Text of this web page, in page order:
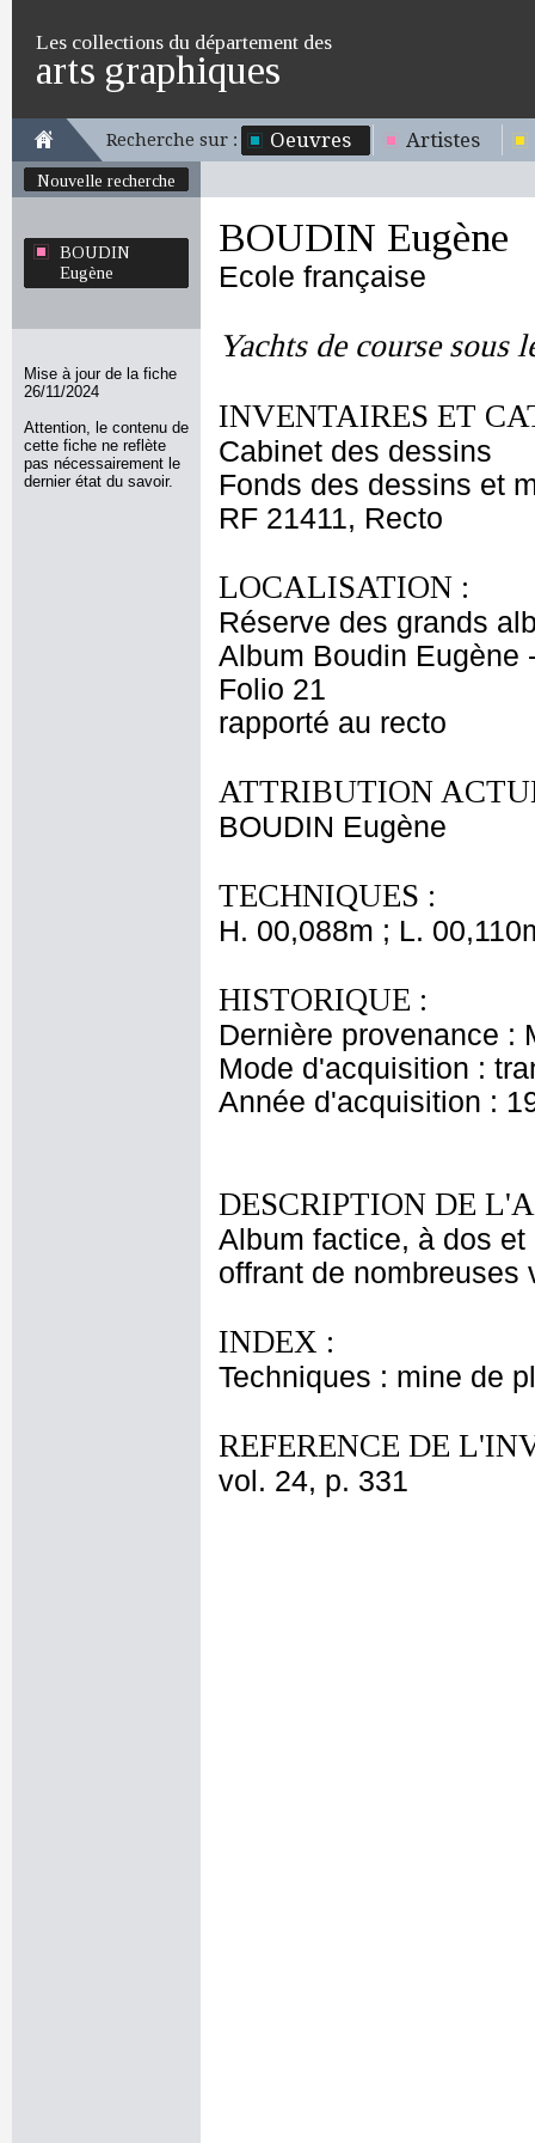
Les collections du département des
arts graphiques
Recherche sur : Oeuvres Artistes
Nouvelle recherche
BOUDIN
Eugène
Mise à jour de la fiche
26/11/2024
Attention, le contenu de
cette fiche ne reflète
pas nécessairement le
dernier état du savoir.
BOUDIN Eugène
Ecole française
Yachts de course sous
INVENTAIRES ET
Cabinet des dessins
Fonds des dessins et
RF 21411, Recto
LOCALISATION :
Réserve des grands
Album Boudin Eugène
Folio 21
rapporté au recto
ATTRIBUTION
BOUDIN Eugène
TECHNIQUES :
H. 00,088m ; L.
HISTORIQUE :
Dernière provenance :
Mode d'acquisition :
Année d'acquisition :
DESCRIPTION DE
Album factice, à dos
offrant de nombreuses
INDEX :
Techniques : mine de
REFERENCE DE
vol. 24, p. 331